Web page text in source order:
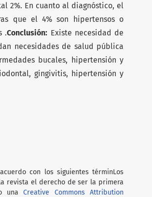
2%. En cuanto al diagnóstico, el
que el 4% son hipertensos o
.Conclusión: Existe necesidad de
necesidades de salud pública
bucales, hipertensión y
gingivitis, hipertensión y
con los siguientes términLos
revista el derecho de ser la primera
unaCreative Commons Attribution